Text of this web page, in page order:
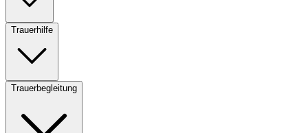
Trauerhilfe
Trauerbegleitung